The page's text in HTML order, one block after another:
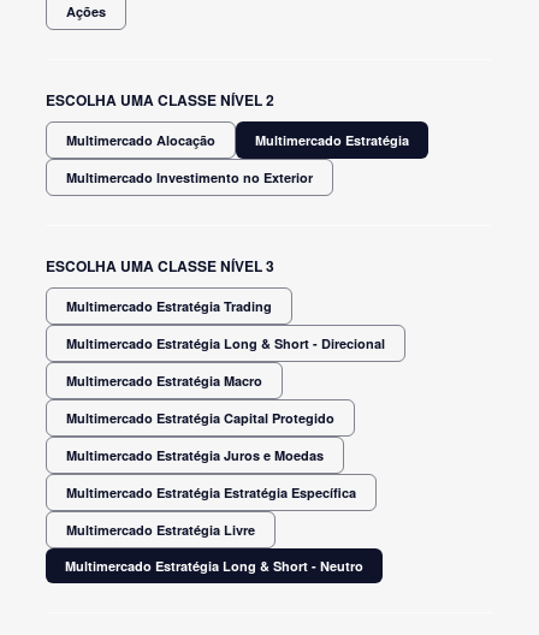
Ações
ESCOLHA UMA CLASSE NÍVEL 2
Multimercado Alocação Multimercado Estratégia
Multimercado Investimento no Exterior
ESCOLHA UMA CLASSE NÍVEL 3
Multimercado Estratégia Trading
Multimercado Estratégia Long & Short - Direcional
Multimercado Estratégia Macro
Multimercado Estratégia Capital Protegido
Multimercado Estratégia Juros e Moedas
Multimercado Estratégia Estratégia Específica
Multimercado Estratégia Livre
Multimercado Estratégia Long & Short - Neutro